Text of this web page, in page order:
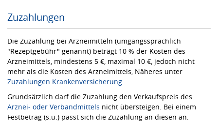
Zuzahlungen
Die Zuzahlung bei Arzneimitteln (umgangssprachlich
"Rezeptgebühr" genannt) beträgt 10 % der Kosten des
Arzneimittels, mindestens 5 €, maximal 10 €, jedoch nicht
mehr als die Kosten des Arzneimittels, Näheres unter
Zuzahlungen Krankenversicherung
Grundsätzlich darf die Zuzahlung den Verkaufspreis des
Arznei- oder Verbandmittels nicht übersteigen. Bei einem
Festbetrag (s.u.) passt sich die Zuzahlung an diesen an.